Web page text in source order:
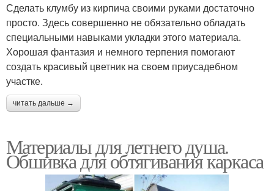
Сделать клумбу из кирпича своими руками достаточно
просто. Здесь совершенно не обязательно обладать
специальными навыками укладки этого материала.
Хорошая фантазия и немного терпения помогают
создать красивый цветник на своем приусадебном
участке.
читать дальше →
Материалы для летнего душа.
Обшивка для обтягивания каркаса